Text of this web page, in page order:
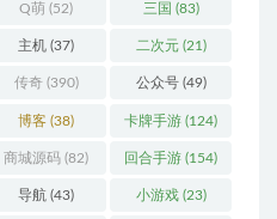
Q萌 (52) 三国 (83)
主机 (37) 二次元(21)
传奇(390) 公众号(49)
博客 (38) 卡牌手游 (124)
商城源码 (82) 回合手游 (154)
导航 (43) 小游戏(23)